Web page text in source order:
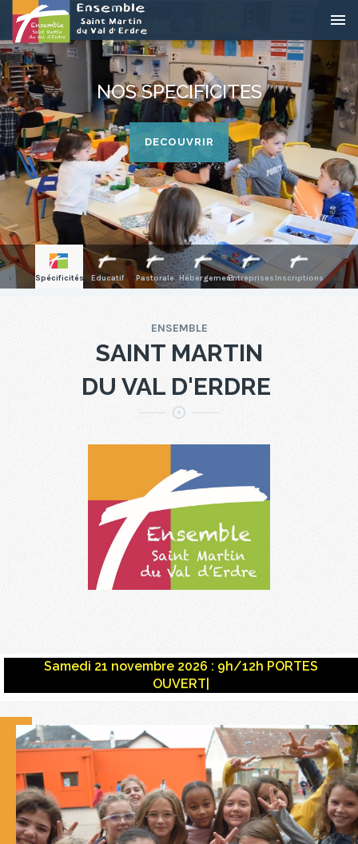
PROJET EDUCATIF
DECOUVRIR
Spécificités Educatif Pastorale HébergementEntreprises Inscriptions
ENSEMBLE
SAINT MARTIN
DU VAL D'ERDRE
Samedi 21 novembre 2026 : 9h/12h PORTES
OUVERTES